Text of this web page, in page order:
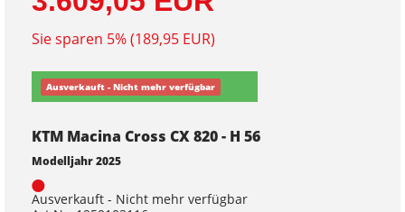
Sie sparen 5% (189,95 EUR)
Ausverkauft - Nicht mehr verfügbar
KTM Macina Cross CX 820 - H 56
Modelljahr 2025
Ausverkauft - Nicht mehr verfügbar